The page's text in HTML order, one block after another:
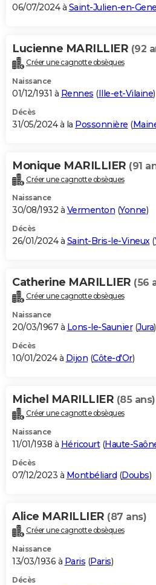
06/07/2024 à Saint-Julien-en-
Lucienne MARILLIER (92
Créer une cagnotte obsèques
Naissance
01/12/1931 à Rennes (Ille-et-Vilaine)
Décès
31/05/2024 à la Possonnière (
Monique MARILLIER (91
Créer une cagnotte obsèques
Naissance
30/08/1932 à Vermenton (Yonne)
Décès
26/01/2024 à Saint-Bris-le-Vineux(
Catherine MARILLIER (56
Créer une cagnotte obsèques
Naissance
20/03/1967 à Lons-le-Saunier(Jura)
Décès
10/01/2024 à Dijon (Côte-d'Or)
Michel MARILLIER (85 ans)
Créer une cagnotte obsèques
Naissance
11/01/1938 à Héricourt(Haute-
Décès
07/12/2023 à Montbéliard (Doubs)
Alice MARILLIER (87 ans)
Créer une cagnotte obsèques
Naissance
13/03/1936 à Paris (Paris)
Décès